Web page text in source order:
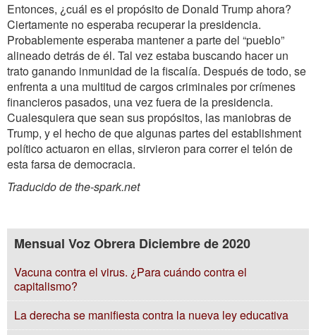
Entonces, ¿cuál es el propósito de Donald Trump ahora?
Ciertamente no esperaba recuperar la presidencia.
Probablemente esperaba mantener a parte del “pueblo”
alineado detrás de él. Tal vez estaba buscando hacer un
trato ganando inmunidad de la fiscalía. Después de todo, se
enfrenta a una multitud de cargos criminales por crímenes
financieros pasados, una vez fuera de la presidencia.
Cualesquiera que sean sus propósitos, las maniobras de
Trump, y el hecho de que algunas partes del establishment
político actuaron en ellas, sirvieron para correr el telón de
esta farsa de democracia.
Traducido de the-spark.net
Mensual Voz Obrera Diciembre de 2020
Vacuna contra el virus. ¿Para cuándo contra el
capitalismo?
La derecha se manifiesta contra la nueva ley educativa